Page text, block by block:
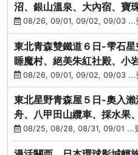
沼、銀山溫泉、大內宿、寶
肉吃到飽
08/26, 09/01, 09/02, 09/03 ...
東北青森雙鐵道６日-雫石
睡魔村、絕美朱紅社殿、小
進免稅店)
08/26, 09/01, 09/02, 09/03 ...
東北星野青森屋５日-奧入
舟、八甲田山纜車、採水果
法式料理(不進免稅店)
08/25, 08/28, 08/31, 09/01 ...